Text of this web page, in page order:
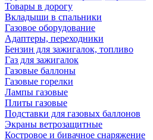
Товары в дорогу
Вкладыши в спальники
Газовое оборудование
Адаптеры, переходники
Бензин для зажигалок, топливо
Газ для зажигалок
Газовые баллоны
Газовые горелки
Лампы газовые
Плиты газовые
Подставки для газовых баллонов
Экраны ветрозащитные
Костровое и бивачное снаряжение